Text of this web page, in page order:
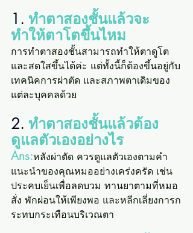
1. ทำตาสองชั้นแล้วจะ
ทำให้ตาโตขึ้นไหม
การทำตาสองชั้นสามารถทำให้ตาดูโต
และสดใสขึ้นได้ค่ะ แต่ทั้งนี้ก็ต้องขึ้นอยู่กับ
เทคนิคการผ่าตัด และสภาพตาเดิมของ
แต่ละบุคคลด้วย
2. ทำตาสองชั้นแล้วต้อง
ดูแลตัวเองอย่างไร
Ans:หลังผ่าตัด ควรดูแลตัวเองตามคำ
แนะนำของคุณหมออย่างเคร่งครัด เช่น
ประคบเย็นเพื่อลดบวม ทานยาตามที่หมอ
สั่ง พักผ่อนให้เพียงพอ และหลีกเลี่ยงการก
ระทบกระเทือนบริเวณตา